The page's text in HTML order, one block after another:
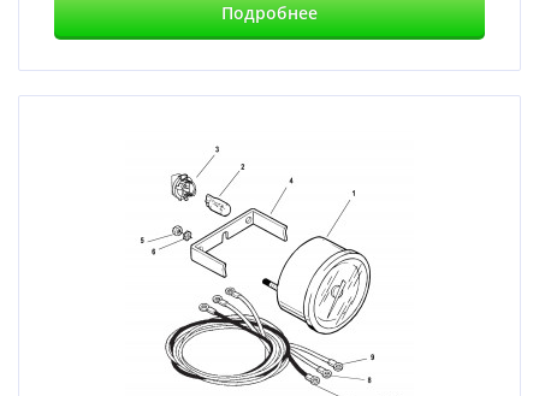
Подробнее